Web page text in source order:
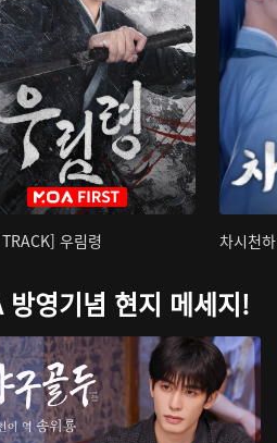
우림령 차시천하
방영기념 현지 메세지!